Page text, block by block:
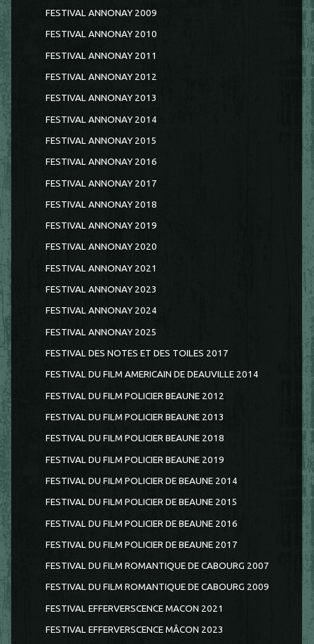
FESTIVAL ANNONAY 2009
FESTIVAL ANNONAY 2010
FESTIVAL ANNONAY 2011
FESTIVAL ANNONAY 2012
FESTIVAL ANNONAY 2013
FESTIVAL ANNONAY 2014
FESTIVAL ANNONAY 2015
FESTIVAL ANNONAY 2016
FESTIVAL ANNONAY 2017
FESTIVAL ANNONAY 2018
FESTIVAL ANNONAY 2019
FESTIVAL ANNONAY 2020
FESTIVAL ANNONAY 2021
FESTIVAL ANNONAY 2023
FESTIVAL ANNONAY 2024
FESTIVAL ANNONAY 2025
FESTIVAL DES NOTES ET DES TOILES 2017
FESTIVAL DU FILM AMERICAIN DE DEAUVILLE 2014
FESTIVAL DU FILM POLICIER BEAUNE 2012
FESTIVAL DU FILM POLICIER BEAUNE 2013
FESTIVAL DU FILM POLICIER BEAUNE 2018
FESTIVAL DU FILM POLICIER BEAUNE 2019
FESTIVAL DU FILM POLICIER DE BEAUNE 2014
FESTIVAL DU FILM POLICIER DE BEAUNE 2015
FESTIVAL DU FILM POLICIER DE BEAUNE 2016
FESTIVAL DU FILM POLICIER DE BEAUNE 2017
FESTIVAL DU FILM ROMANTIQUE DE CABOURG 2007
FESTIVAL DU FILM ROMANTIQUE DE CABOURG 2009
FESTIVAL EFFERVERSCENCE MACON 2021
FESTIVAL EFFERVERSCENCE MÂCON 2023